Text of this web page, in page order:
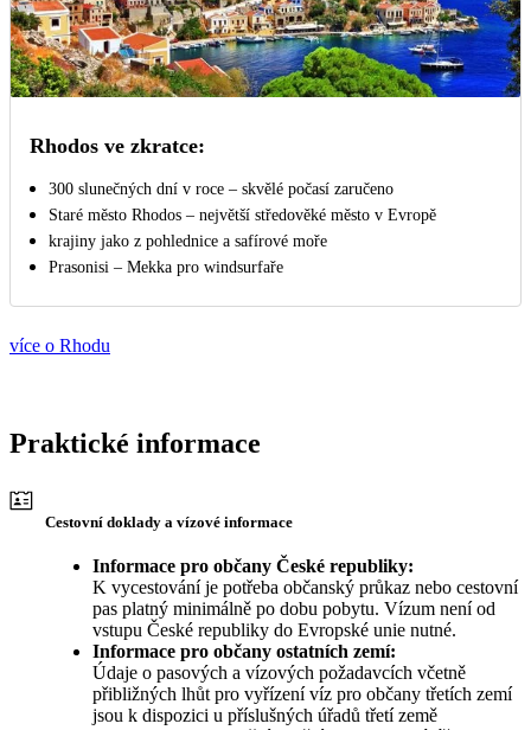
Rhodos ve zkratce:
300 slunečných dní v roce – skvělé počasí zaručeno
Staré město Rhodos – největší středověké město v Evropě
krajiny jako z pohlednice a safírové moře
Prasonisi – Mekka pro windsurfaře
více o Rhodu
Praktické informace
Cestovní doklady a vízové informace
Informace pro občany České republiky:
K vycestování je potřeba občanský průkaz nebo cestovní
pas platný minimálně po dobu pobytu. Vízum není od
vstupu České republiky do Evropské unie nutné.
Informace pro občany ostatních zemí:
Údaje o pasových a vízových požadavcích včetně
přibližných lhůt pro vyřízení víz pro občany třetích zemí
jsou k dispozici u příslušných úřadů třetí země